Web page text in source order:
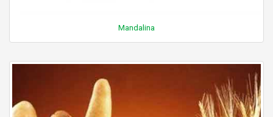
Mandalina